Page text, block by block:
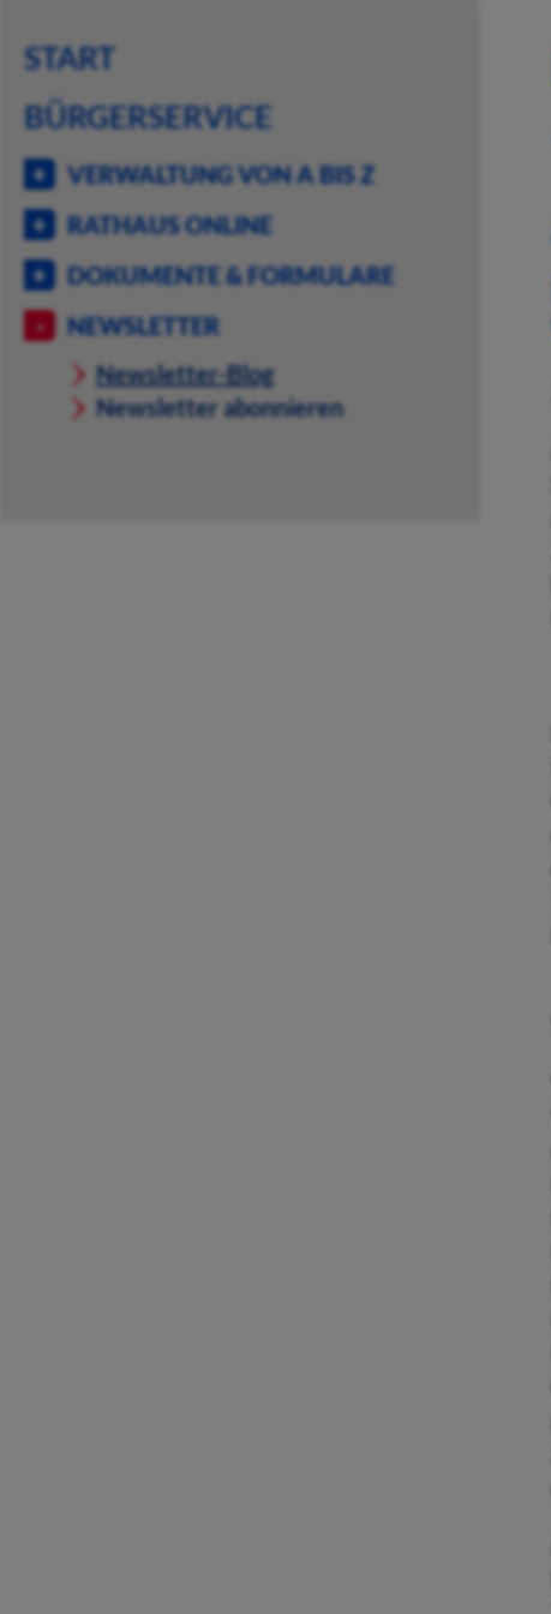
START
BÜRGERSERVICE
VERWALTUNG VON A BIS Z
RATHAUS ONLINE
DOKUMENTE & FORMULARE
NEWSLETTER
Newsletter-Blog
Newsletter abonnieren